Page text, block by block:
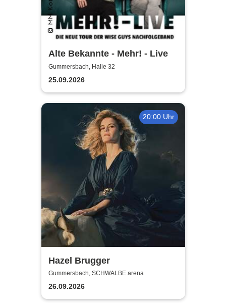
Alte Bekannte - Mehr! - Live
Gummersbach, Halle 32
25.09.2026
20:00 Uhr
Hazel Brugger
Gummersbach, SCHWALBE arena
26.09.2026